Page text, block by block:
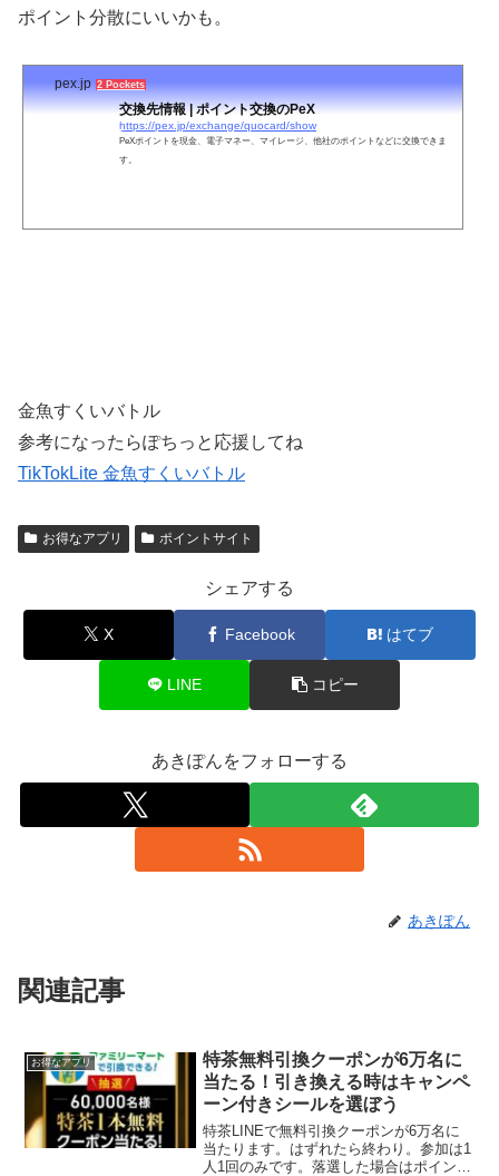
ポイント分散にいいかも。
pex.jp 2 Pockets
交換先情報 | ポイント交換のPeX
https://pex.jp/exchange/quocard/show
PeXポイントを現金、電子マネー、マイレージ、他社のポイントなどに交換できま
す。
金魚すくいバトル
参考になったらぽちっと応援してね
TikTokLite 金魚すくいバトル
お得なアプリ ポイントサイト
シェアする
X Facebook はてブ
LINE コピー
あきぽんをフォローする
あきぽん
関連記事
お得なアプリ
特茶無料引換クーポンが6万名に
当たる！引き換える時はキャンペ
ーン付きシールを選ぼう
特茶LINEで無料引換クーポンが6万名に
当たります。はずれたら終わり。参加は1
人1回のみです。落選した場合はポイント